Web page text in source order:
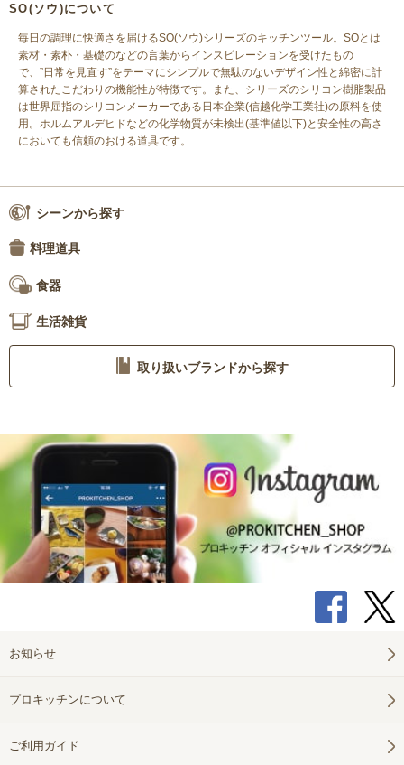
SO(ソウ)について
毎日の調理に快適さを届けるSO(ソウ)シリーズのキッチンツール。SOとは
素材・素朴・基礎のなどの言葉からインスピレーションを受けたもの
で、”日常を見直す”をテーマにシンプルで無駄のないデザイン性と綿密に計
算されたこだわりの機能性が特徴です。また、シリーズのシリコン樹脂製品
は世界屈指のシリコンメーカーである日本企業(信越化学工業社)の原料を使
用。ホルムアルデヒドなどの化学物質が未検出(基準値以下)と安全性の高さ
においても信頼のおける道具です。
シーンから探す
料理道具
食器
生活雑貨
取り扱いブランドから探す
お知らせ
プロキッチンについて
ご利用ガイド